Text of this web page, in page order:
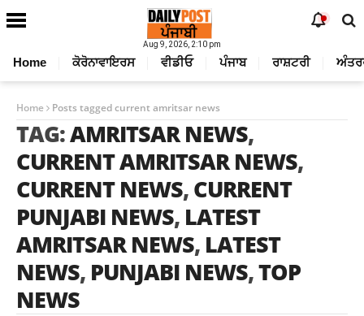
Aug 9, 2026, 2:10 pm
Home ਕੋਰੋਨਾਵਾਇਰਸ ਵੀਡੀਓ ਪੰਜਾਬ ਰਾਸ਼ਟਰੀ
Home Posts tagged current amritsar news
TAG:AMRITSAR NEWS,
CURRENT AMRITSAR NEWS,
CURRENT NEWS,CURRENT
PUNJABI NEWS, LATEST
AMRITSAR NEWS, LATEST
NEWS, PUNJABI NEWS,TOP
NEWS